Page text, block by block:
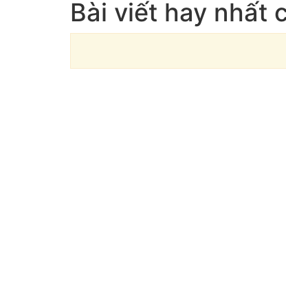
Bài viết hay nhất